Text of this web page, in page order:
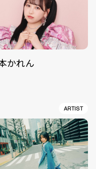
かれん
ARTIST